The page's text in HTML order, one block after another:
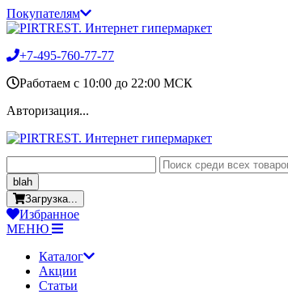
Покупателям
+7-495-760-77-77
Работаем c 10:00 до 22:00 МСК
Авторизация...
blah
Загрузка...
Избранное
МЕНЮ
Каталог
Акции
Статьи